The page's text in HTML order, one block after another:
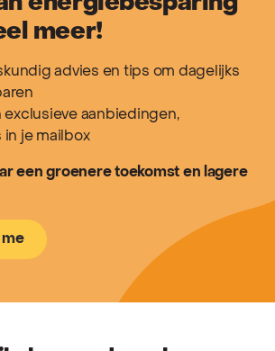
meer!
advies en tips om dagelijks
exclusieve aanbiedingen,
je mailbox
een groenere toekomst en lagere
me